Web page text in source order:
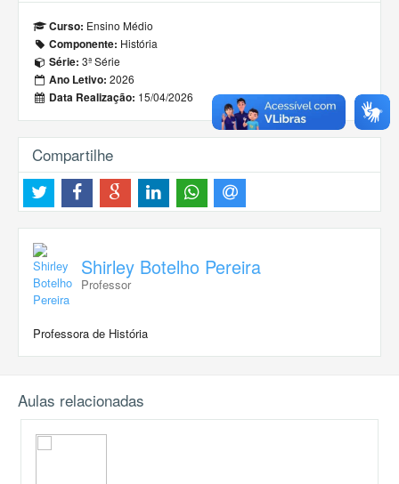
Curso: Ensino Médio
Componente: História
Série: 3ª Série
Ano Letivo: 2026
Data Realização: 15/04/2026
Compartilhe
Shirley Botelho Pereira
Professor
Professora de História
Aulas relacionadas